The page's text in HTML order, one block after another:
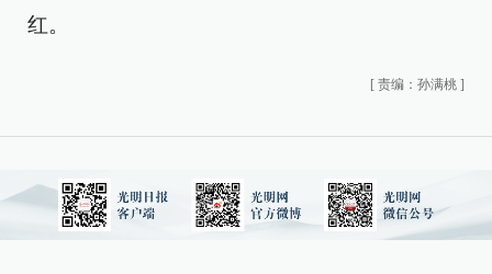
红。
[ 责编：孙满桃 ]